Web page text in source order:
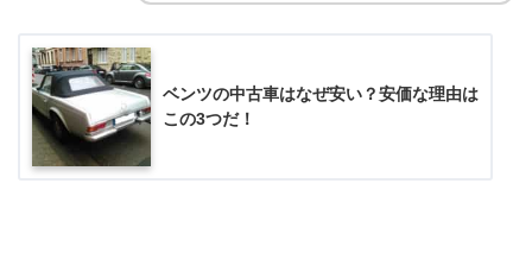
ベンツの中古車はなぜ安い？安価な理由は
この3つだ！